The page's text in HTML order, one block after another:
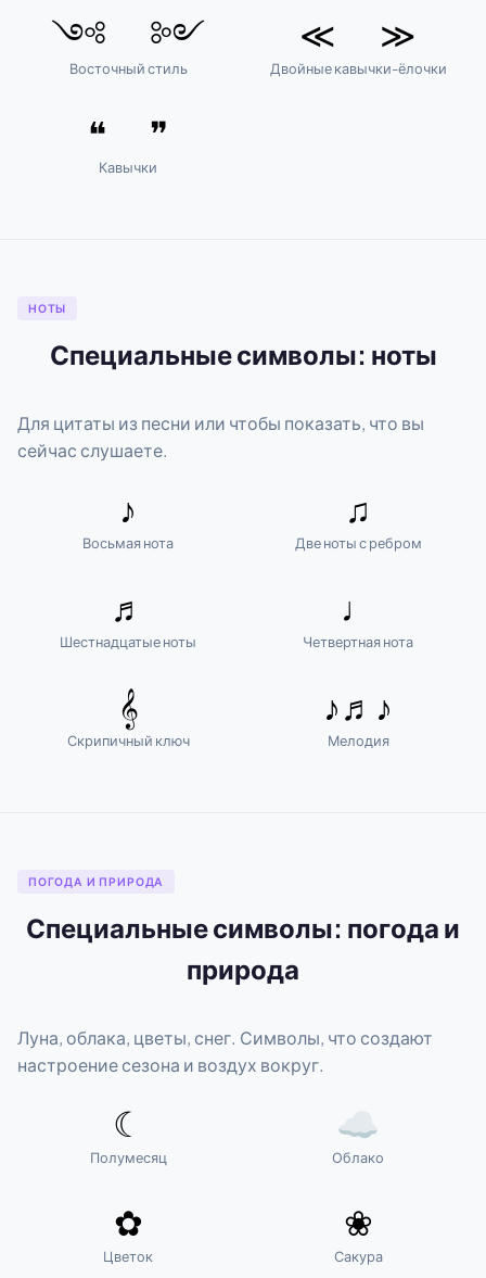
༺ ༻
Восточный стиль
≪ ≫
Двойные кавычки-ёлочки
❝ ❞
Кавычки
НОТЫ
Специальные символы: ноты
Для цитаты из песни или чтобы показать, что вы
сейчас слушаете.
♪
Восьмая нота
♫
Две ноты с ребром
♬
Шестнадцатые ноты
♩
Четвертная нота
𝄞
Скрипичный ключ
♪♬♪
Мелодия
ПОГОДА И ПРИРОДА
Специальные символы: погода и
природа
Луна, облака, цветы, снег. Символы, что создают
настроение сезона и воздух вокруг.
☾
Полумесяц
☁
Облако
✿
Цветок
❀
Сакура